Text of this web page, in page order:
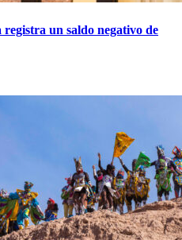
un saldo negativo de